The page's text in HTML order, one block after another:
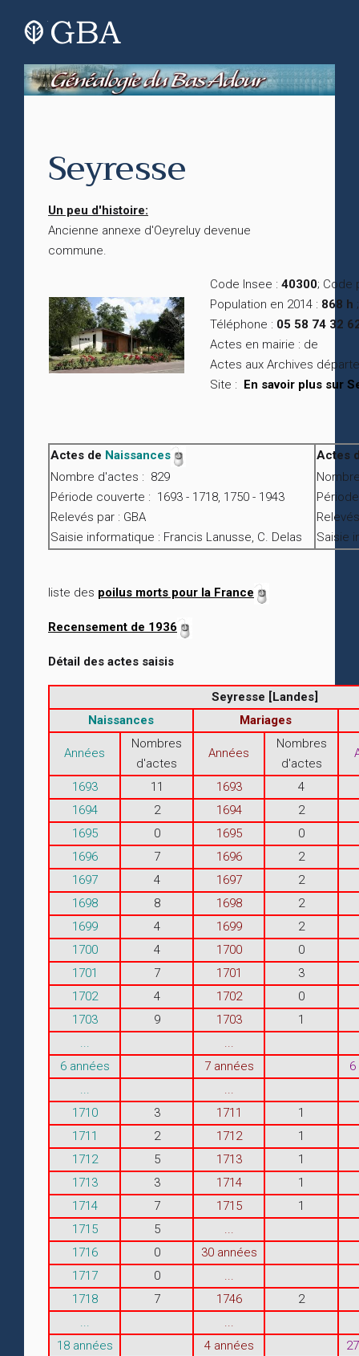
Seyresse
Un peu d'histoire:
Ancienne annexe d'Oeyreluy devenue
commune.
Code Insee : 40300; Code
Population en 2014 : 868 h
Téléphone : 05 58 74 32
Actes en mairie : de
Actes aux Archives
Site :
En savoir plus sur
Actes de Naissances
Nombre d'actes : 829
Période couverte : 1693 - 1718, 1750 - 1943
Relevés par : GBA
Saisie informatique : Francis Lanusse, C. Delas
Actes
Saisie
liste des poilus morts pour la France
Recensement de 1936
Détail des actes saisis
Seyresse [Landes]
Naissances
Mariages
Années
Nombres
d'actes
Années
Nombres
d'actes
1693 11 1693
4
1694
2 1694
2
1695
0 1695
0
1696
7 1696
2
1697
4 1697
2
1698
8 1698
2
1699
4 1699
2
1700
4 1700
0
1701
7 1701
3
1702
4 1702
0
1703
9 1703
1
6 années
7 années
1710
3 1711
1
1711
2 1712
1
1712
5 1713
1
1713
3 1714
1
1714
7 1715
1
1715
5
1716
0
30 années
1717
0
1718
7 1746
2
18 années
4 années